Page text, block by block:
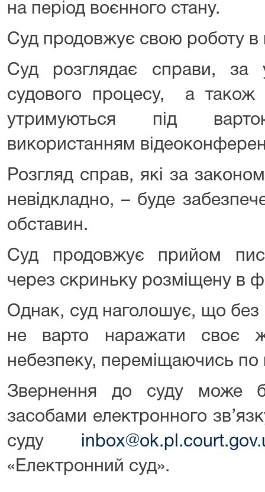
на період воєнного стану.
Суд продовжує свою роботу в
Суд розглядає справи, за
судового процесу, а також
утримуються під
використанням
Розгляд справ, які за
невідкладно, – буде
обставин.
Суд продовжує прийом
через скриньку розміщену в
Однак, суд наголошує, що без
не варто наражати своє
небезпеку, переміщаючись по
Звернення до суду може
засобами електронного
суду
«Електронний суд».